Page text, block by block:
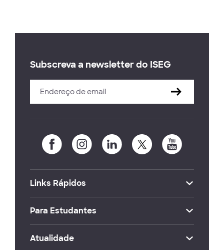
Subscreva a newsletter do ISEG
Links Rápidos
Para Estudantes
Atualidade